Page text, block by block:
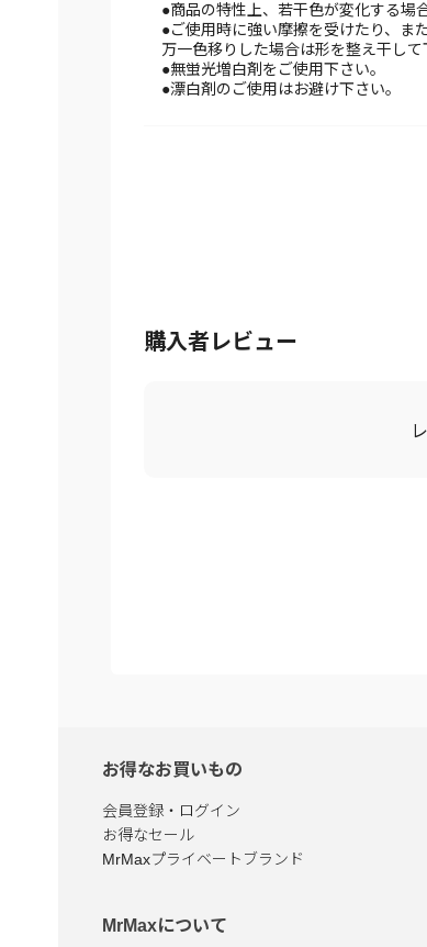
●商品の特性上、若干色が変化する場
●ご使用時に強い摩擦を受けたり、ま
万一色移りした場合は形を整え干して
●無蛍光増白剤をご使用下さい。
●漂白剤のご使用はお避け下さい。
購入者レビュー
お得なお買いもの
会員登録・ログイン
お得なセール
MrMaxプライベートブランド
MrMaxについて